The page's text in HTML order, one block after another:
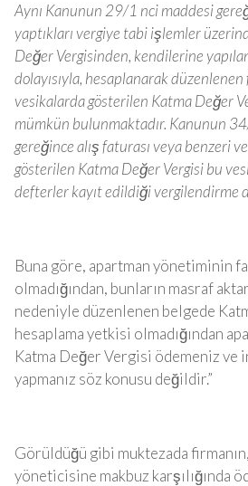
Aynı Kanunun 29/1 nci maddesi
yaptıkları vergiye tabi işlemler
Değer Vergisinden, kendilerine
dolayısıyla, hesaplanarak
vesikalarda gösterilen Katma Değer
mümkün bulunmaktadır. Kanunun
gereğince alış faturası veya benzeri
gösterilen Katma Değer Vergisi bu
defterler kayıt edildiği vergilendirme
Buna göre, apartman yönetiminin
olmadığından, bunların masraf
nedeniyle düzenlenen belgede
hesaplama yetkisi olmadığından
Katma Değer Vergisi ödemeniz ve
yapmanız söz konusu değildir.”
Görüldüğü gibi muktezada
yöneticisine makbuz karşılığında